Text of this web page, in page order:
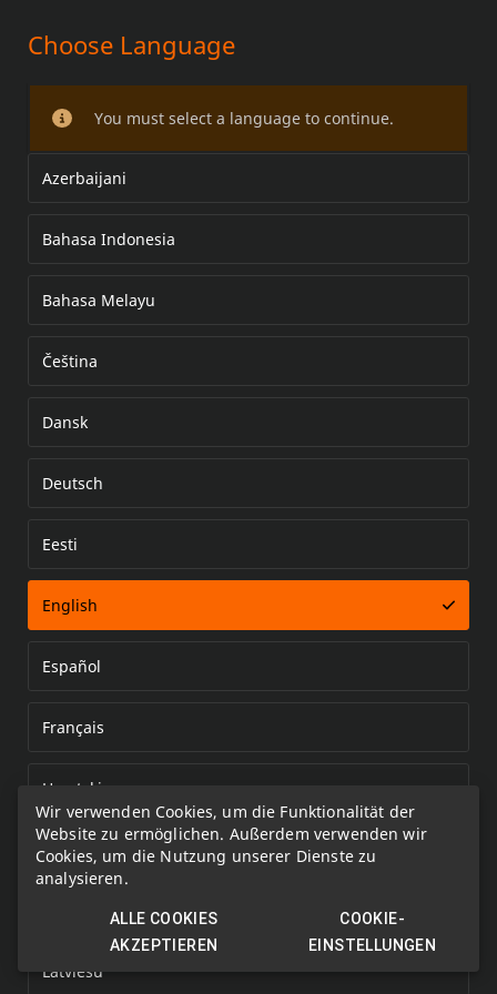
Wir verwenden Cookies, um die Funktionalität der
Website zu ermöglichen. Außerdem verwenden wir
Cookies, um die Nutzung unserer Dienste zu
analysieren.
ALLE COOKIES
AKZEPTIEREN
COOKIE-
EINSTELLUNGEN
SÄTZE FÜR BEHEIZTE
HANDGRIFFE
Error loading document
Choose Language
You must select a language to continue.
Azerbaijani
Bahasa Indonesia
Bahasa Melayu
Čeština
Dansk
Deutsch
Eesti
English
Español
Français
Hrvatski
Italiano
Latviešu